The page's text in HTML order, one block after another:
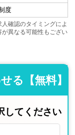
度
確認のタイミングによ
異なる可能性もござい
る【無料】
してください